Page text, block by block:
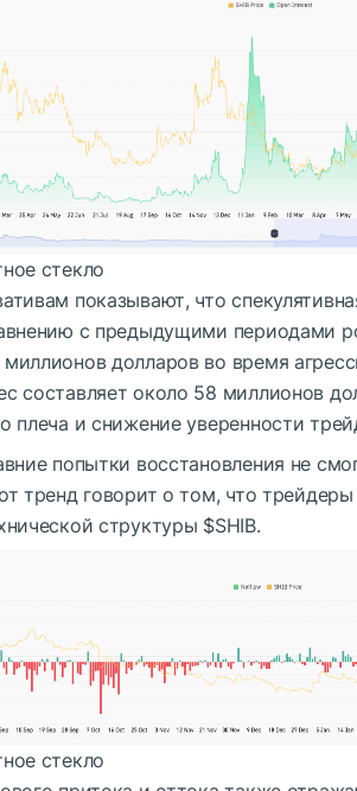
стекло
показывают, что
с предыдущими периодами
долларов во время
составляет около 58 миллионов
плеча и снижение уверенности
попытки восстановления не
тренд говорит о том, что
структуры $SHIB.
стекло